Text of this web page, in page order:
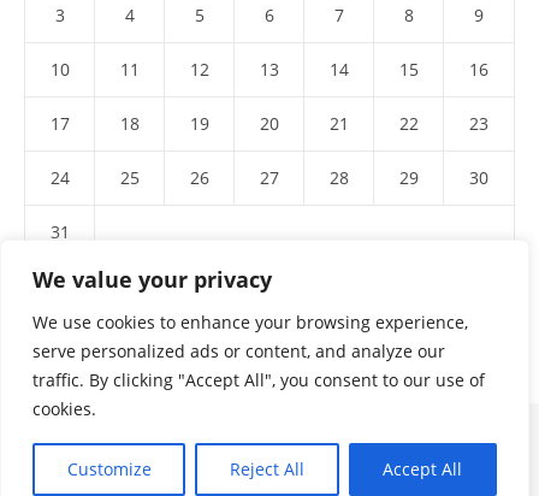
We value your privacy
We use cookies to enhance your browsing experience,
serve personalized ads or content, and analyze our
traffic. By clicking "Accept All", you consent to our use of
cookies.
Customize Reject All Accept All
3 4 5 6 7 8 9
10 11 12 13 14 15 16
17 18 19 20 21 22 23
24 25 26 27 28 29 30
31
pagina creada por..
Contacto
Ashe Tema deWP Royal